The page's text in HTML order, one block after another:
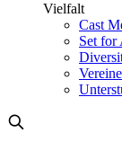
Vielfalt
Cast
Set for